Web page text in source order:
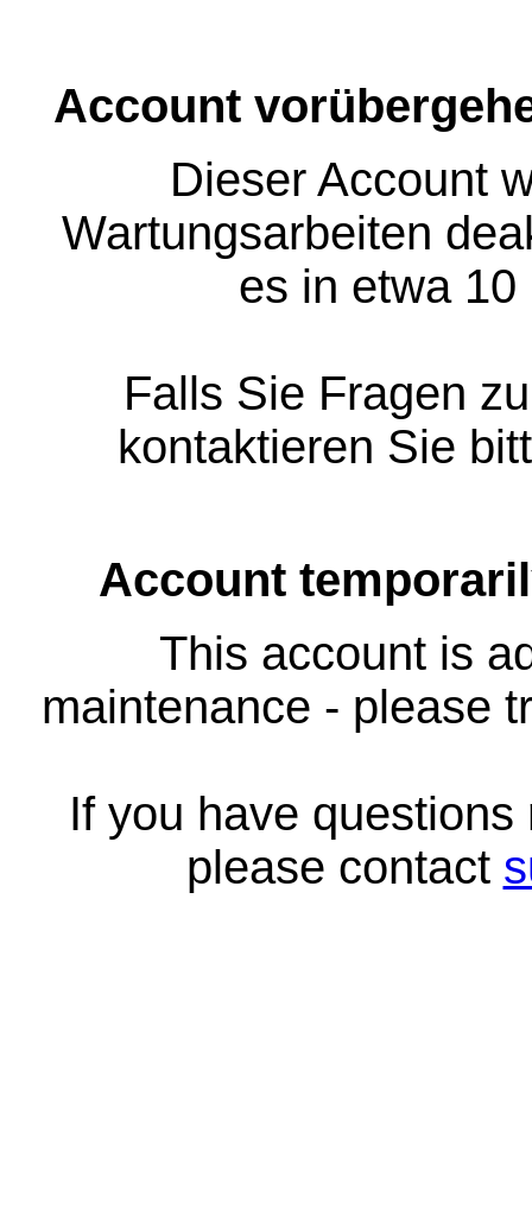
Account
Dieser Account
Wartungsarbeiten
es in etwa
Falls Sie Fragen
kontaktieren Sie
Account
This account is
maintenance - please
If you have
please contact